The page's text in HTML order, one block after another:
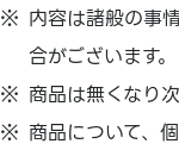
内容は諸般の事
合がございます。
商品は無くなり
商品について、